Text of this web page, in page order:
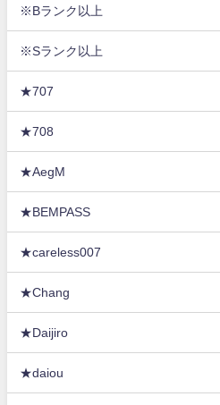
※Bランク以上
※Sランク以上
★707
★708
★AegM
★BEMPASS
★careless007
★Chang
★Daijiro
★daiou